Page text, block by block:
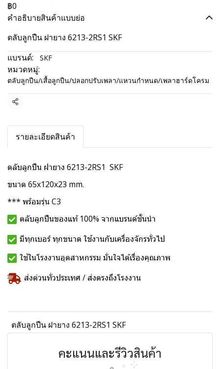
฿0
คำอธิบายสินค้าแบบย่อ
ตลับลูกปืน ฝายาง 6213-2RS1 SKF
แบรนด์:
SKF
หมวดหมู่:
ตลับลูกปืน/เสื้อลูกปืน/ปลอกปรับเพลา/แหวนกำหนด/เพลาฮาร์ดโครม
แชร์
รายละเอียดสินค้า
ตลับลูกปืน ฝายาง 6213-2RS1 SKF
ขนาด 65x120x23 mm.
*** พร้อมรุ่น C3
ตลับลูกปืนของแท้ 100% จากแบรนด์ชั้นนำ
มีทุกเบอร์ ทุกขนาด ใช้งานกับเครื่องจักรทั่วไป
ใช้ในโรงงานอุตสาหกรรม มั่นใจได้เรื่องคุณภาพ
ส่งด่วนทั่วประเทศ / ส่งตรงถึงโรงงาน
ตลับลูกปืน ฝายาง 6213-2RS1 SKF
คะแนนและรีวิวสินค้า